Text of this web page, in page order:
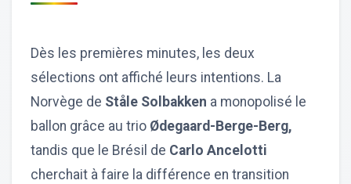
Dès les premières minutes, les deux
sélections ont affiché leurs intentions. La
Norvège de Ståle Solbakken a monopolisé le
ballon grâce au trio Ødegaard-Berge-Berg,
tandis que le Brésil de Carlo Ancelotti
cherchait à faire la différence en transition